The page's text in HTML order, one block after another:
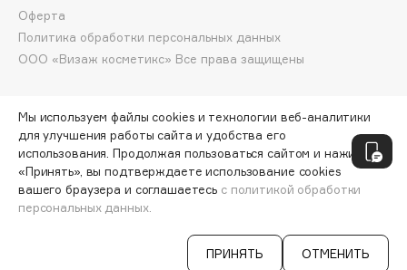
Dorco
DP Daily Perfection
Dr.Ceuracle
Dr.Jart+
DSD de Luxe
Dyson
СООБЩИТЬ О ПОСТУПЛЕНИИ
ООО «Визаж косметикс» Все права защищены
Оферта
Политика обработки персональных данных
Мы используем файлы cookies и технологии веб-аналитики
для улучшения работы сайта и удобства его
использования. Продолжая пользоваться сайтом и нажимая
«Принять», вы подтверждаете использование cookies
вашего браузера и соглашаетесь с политикой обработки
персональных данных.
ПРИНЯТЬ ОТМЕНИТЬ